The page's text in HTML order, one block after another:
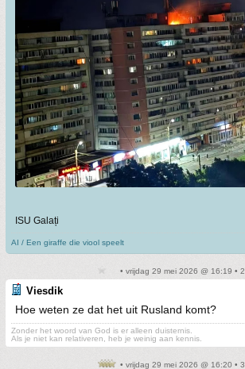
ISU Galați
AI / Een giraffe die viool speelt
• vrijdag 29 mei 2026 @ 16:19 • 2
Viesdik
Hoe weten ze dat het uit Rusland komt?
Zonder het woord van God is er alleen duisternis.
Als je niet kan relativeren, heb je weinig aan kennis.
• vrijdag 29 mei 2026 @ 16:20 • 3